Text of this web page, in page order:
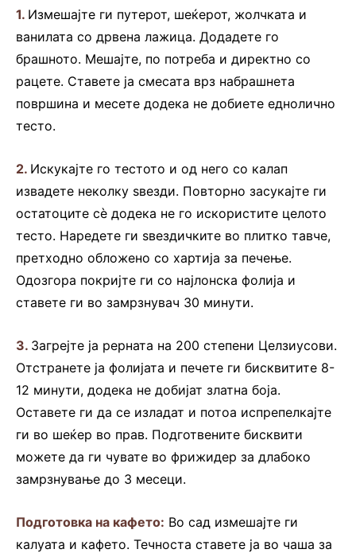
1. Измешајте ги путерот, шеќерот, жолчката и
ванилата со дрвена лажица. Додадете го
брашното. Мешајте, по потреба и директно со
рацете. Ставете ја смесата врз набрашнета
површина и месете додека не добиете еднолично
тесто.
2. Искукајте го тестото и од него со калап
извадете неколку ѕвезди. Повторно засукајте ги
остатоците сè додека не го искористите целото
тесто. Наредете ги ѕвездичките во плитко тавче,
претходно обложено со хартија за печење.
Одозгора покријте ги со најлонска фолија и
ставете ги во замрзнувач 30 минути.
3. Загрејте ја рерната на 200 степени Целзиусови.
Отстранете ја фолијата и печете ги бисквитите 8-
12 минути, додека не добијат златна боја.
Оставете ги да се изладат и потоа испрепелкајте
ги во шеќер во прав. Подготвените бисквити
можете да ги чувате во фрижидер за длабоко
замрзнување до 3 месеци.
Подготовка на кафето: Во сад измешајте ги
калуата и кафето. Течноста ставете ја во чаша за